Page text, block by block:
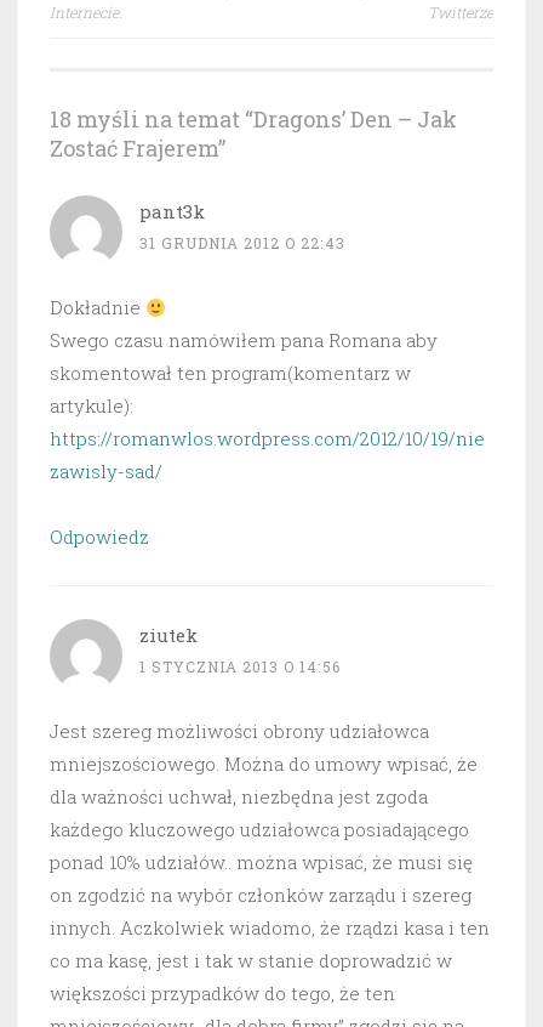
wpisu
Internecie.
Twitterze
18 myśli na temat “Dragons’ Den – Jak
Zostać Frajerem”
pant3k
31 GRUDNIA 2012 O 22:43
Dokładnie
Swego czasu namówiłem pana Romana aby
skomentował ten program(komentarz w
artykule):
https://romanwlos.wordpress.com/2012/10/19/nie
zawisly-sad/
Odpowiedz
ziutek
1 STYCZNIA 2013 O 14:56
Jest szereg możliwości obrony udziałowca
mniejszościowego. Można do umowy wpisać, że
dla ważności uchwał, niezbędna jest zgoda
każdego kluczowego udziałowca posiadającego
ponad 10% udziałów.. można wpisać, że musi się
on zgodzić na wybór członków zarządu i szereg
innych. Aczkolwiek wiadomo, że rządzi kasa i ten
co ma kasę, jest i tak w stanie doprowadzić w
większości przypadków do tego, że ten